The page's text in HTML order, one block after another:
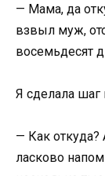
— Мама, да
взвыл муж,
восемьдесят
Я сделала шаг
— Как откуда?
ласково